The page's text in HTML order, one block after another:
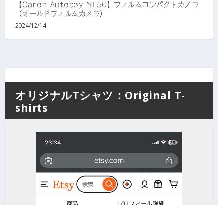
【Canon Autoboy N150】フィルムコンパクトカメラ
（オールドフィルムカメラ）
2024/12/14
オリジナルTシャツ：Original T-
shirts